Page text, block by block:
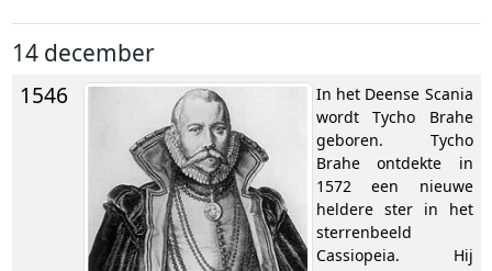
14 december
1546
In het Deense Scania
wordt Tycho Brahe
geboren. Tycho
Brahe ontdekte in
1572 een nieuwe
heldere ster in het
sterrenbeeld
Cassiopeia. Hij